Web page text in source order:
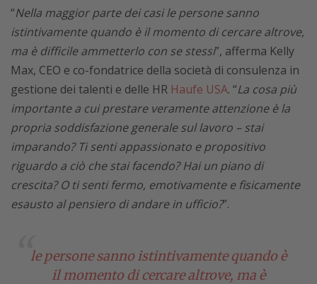
“Nella maggior parte dei casi le persone sanno
istintivamente quando è il momento di cercare altrove,
ma è difficile ammetterlo con se stessi”, afferma Kelly
Max, CEO e co-fondatrice della società di consulenza in
gestione dei talenti e delle HR Haufe USA. “La cosa più
importante a cui prestare veramente attenzione è la
propria soddisfazione generale sul lavoro – stai
imparando? Ti senti appassionato e propositivo
riguardo a ciò che stai facendo? Hai un piano di
crescita? O ti senti fermo, emotivamente e fisicamente
esausto al pensiero di andare in ufficio?”.
le persone sanno istintivamente quando è
il momento di cercare altrove, ma è